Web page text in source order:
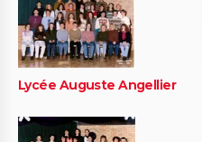
Lycée Auguste Angellier